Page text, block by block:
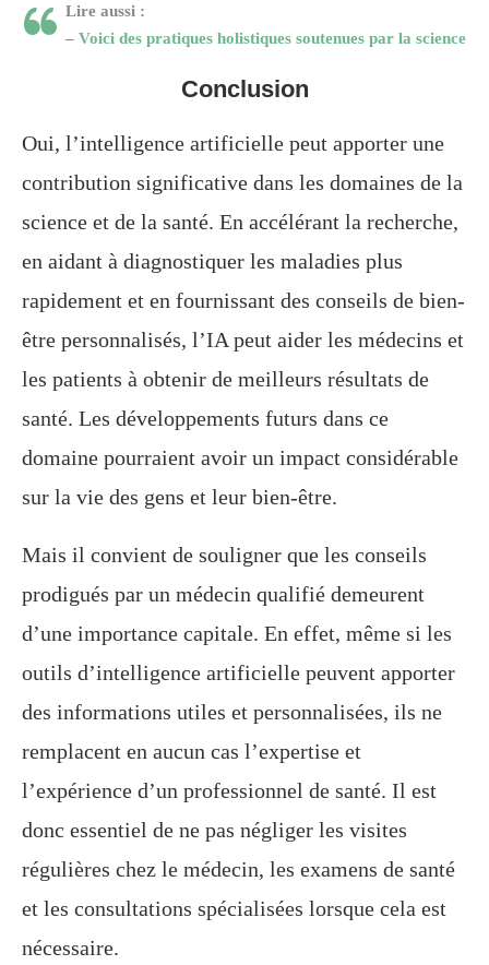
Lire aussi :
– Voici des pratiques holistiques soutenues par la science
Conclusion
Oui, l’intelligence artificielle peut apporter une
contribution significative dans les domaines de la
science et de la santé. En accélérant la recherche,
en aidant à diagnostiquer les maladies plus
rapidement et en fournissant des conseils de bien-
être personnalisés, l’IA peut aider les médecins et
les patients à obtenir de meilleurs résultats de
santé. Les développements futurs dans ce
domaine pourraient avoir un impact considérable
sur la vie des gens et leur bien-être.
Mais il convient de souligner que les conseils
prodigués par un médecin qualifié demeurent
d’une importance capitale. En effet, même si les
outils d’intelligence artificielle peuvent apporter
des informations utiles et personnalisées, ils ne
remplacent en aucun cas l’expertise et
l’expérience d’un professionnel de santé. Il est
donc essentiel de ne pas négliger les visites
régulières chez le médecin, les examens de santé
et les consultations spécialisées lorsque cela est
nécessaire.